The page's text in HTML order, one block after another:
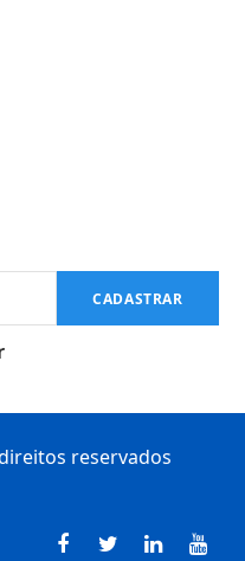
CADASTRAR
reservados
FacebookTwitter